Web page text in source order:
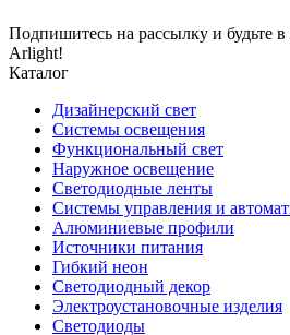
Подпишитесь на рассылку и будьте в
Arlight!
Каталог
Дизайнерский свет
Системы освещения
Функциональный свет
Наружное освещение
Светодиодные ленты
Системы управления и
Алюминиевые профили
Источники питания
Гибкий неон
Светодиодный декор
Электроустановочные изделия
Светодиоды